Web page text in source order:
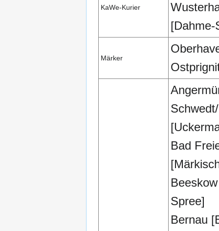
KaWe-Kurier
[Dahme-
Märker
Bad
Spree]
Bernau